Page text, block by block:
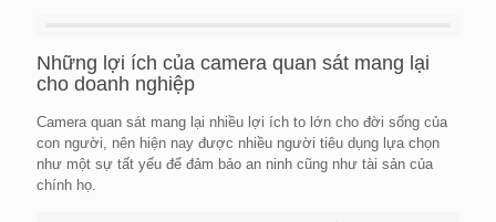
Những lợi ích của camera quan sát mang lại
cho doanh nghiệp
Camera quan sát mang lại nhiều lợi ích to lớn cho đời sống của
con người, nên hiện nay được nhiều người tiêu dụng lựa chọn
như một sự tất yếu để đảm bảo an ninh cũng như tài sản của
chính họ.